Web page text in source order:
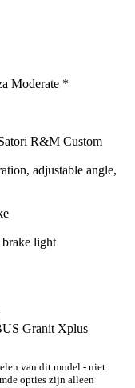
Moderate *
R&M Custom
adjustable angle,
light
Granit Xplus
van dit model - niet
opties zijn alleen